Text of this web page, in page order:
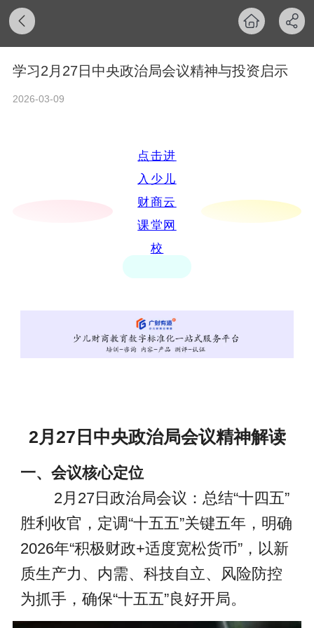
学习2月27日中央政治局会议精神与投资启示
2026-03-09
点击进
入少儿
财商云
课堂网
校
2月27日中央政治局会议精神解读
一、会议核心定位
2月27日政治局会议：总结“十四五”
胜利收官，定调“十五五”关键五年，明确
2026年“积极财政+适度宽松货币”，以新
质生产力、内需、科技自立、风险防控
为抓手，确保“十五五”良好开局。